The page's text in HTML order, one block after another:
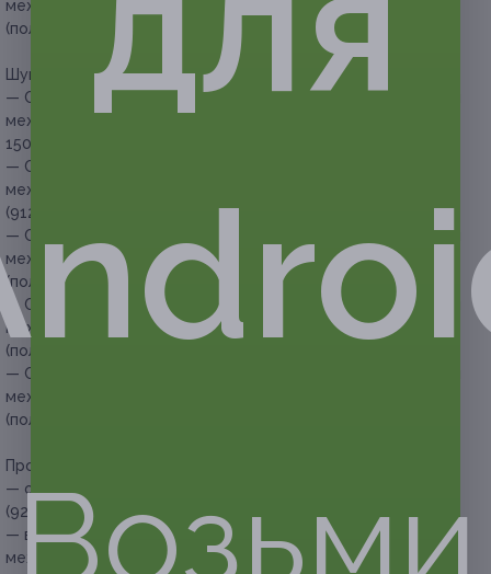
межъягодичную зону), подмышечных впадин, рук и ног
(полностью) (1200 руб. вместо 3000 руб.)
Шугаринг для мужчин:
— Скидка 50% на шугаринг зоны глубокого бикини (включая
межъягодичную зону) для мужчин (750 руб. вместо
1500 руб.)
— Скидка 52% на шугаринг зоны глубокого бикини (включая
межъягодичную зону) и подмышечных впадин для мужчин
(912 руб. вместо 1900 руб.)
— Скидка 54% на шугаринг зоны глубокого бикини (включая
межъягодичную зону), подмышечных впадин и лицо
(полностью) для мужчин (1334 руб. вместо 2900 руб.)
— Скидка 56% на шугаринг зоны глубокого бикини (включая
межъягодичную зону), подмышечных впадин и ног
(полностью) для мужчин (1408 руб. вместо 3200 руб.)
— Скидка 58% на шугаринг зоны глубокого бикини (включая
межъягодичную зону), подмышечных впадин, рук и ног
(полностью) для мужчин (1764 руб. вместо 4200 руб.)
Прочие условия:
— обязательна предварительная запись по телефону +7
(923) 614-03-21 с уточнением работы студии;
— в шугаринг зоны глубокого бикини включен шугаринг
межъягодичной зоны;
Возьми